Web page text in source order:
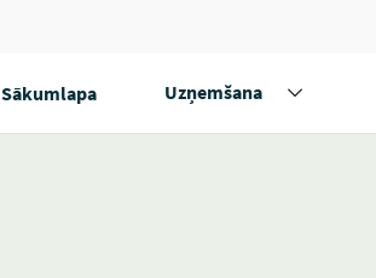
Sākumlapa Uzņemšana